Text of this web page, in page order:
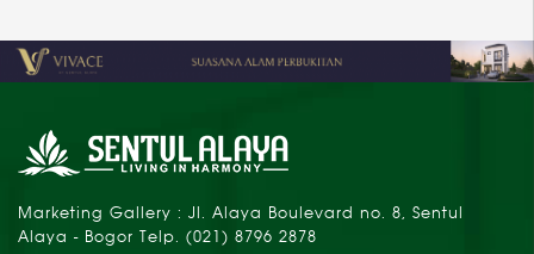
Marketing Gallery : Jl. Alaya Boulevard no. 8, Sentul
Alaya - Bogor Telp. (021) 8796 2878